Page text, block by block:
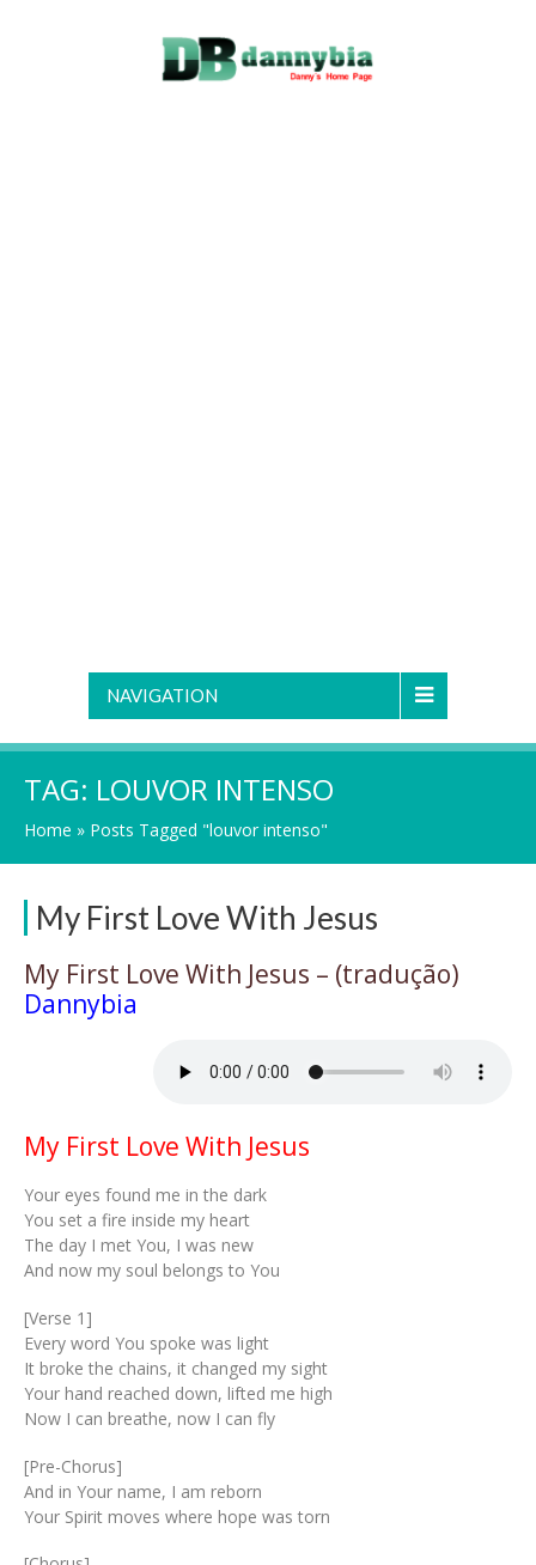
NAVIGATION
TAG: LOUVOR INTENSO
Home » Posts Tagged "louvor intenso"
My First Love With Jesus
My First Love With Jesus – (tradução)
Dannybia
My First Love With Jesus
Your eyes found me in the dark
You set a fire inside my heart
The day I met You, I was new
And now my soul belongs to You
[Verse 1]
Every word You spoke was light
It broke the chains, it changed my sight
Your hand reached down, lifted me high
Now I can breathe, now I can fly
[Pre-Chorus]
And in Your name, I am reborn
Your Spirit moves where hope was torn